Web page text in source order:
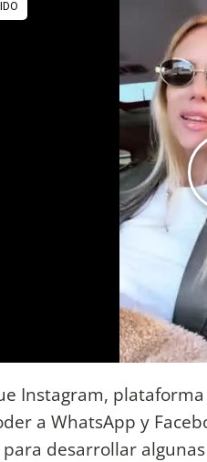
Instagram,
a WhatsApp y
desarrollar